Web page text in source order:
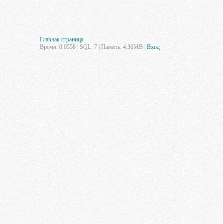
Главная страница
Время: 0.0558 | SQL: 7 | Память: 4.36MB Вход